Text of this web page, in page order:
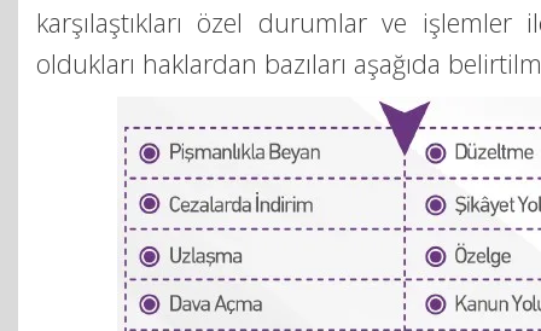
karşılaştıkları özel durumlar ve
oldukları haklardan bazıları aşağıda